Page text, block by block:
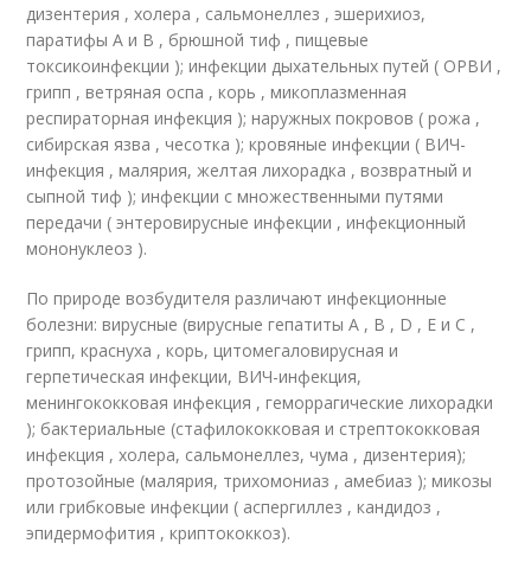
дизентерия , холера , сальмонеллез , эшерихиоз,
паратифы А и В , брюшной тиф , пищевые
токсикоинфекции ); инфекции дыхательных путей ( ОРВИ ,
грипп , ветряная оспа , корь , микоплазменная
респираторная инфекция ); наружных покровов ( рожа ,
сибирская язва , чесотка ); кровяные инфекции ( ВИЧ-
инфекция , малярия, желтая лихорадка , возвратный и
сыпной тиф ); инфекции с множественными путями
передачи ( энтеровирусные инфекции , инфекционный
мононуклеоз ).
По природе возбудителя различают инфекционные
болезни: вирусные (вирусные гепатиты А , В , D , Е и С ,
грипп, краснуха , корь, цитомегаловирусная и
герпетическая инфекции, ВИЧ-инфекция,
менингококковая инфекция , геморрагические лихорадки
); бактериальные (стафилококковая и стрептококковая
инфекция , холера, сальмонеллез, чума , дизентерия);
протозойные (малярия, трихомониаз , амебиаз ); микозы
или грибковые инфекции ( аспергиллез , кандидоз ,
эпидермофития , криптококкоз).